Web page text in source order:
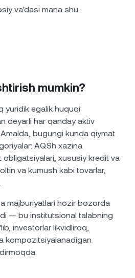
va'dasi mana shu.
mumkin?
yuridik egalik huquqi
deyarli har qanday aktiv
bugungi kunda qiymat
AQSh xazina
obligatsiyalari, xususiy kredit va
va kumush kabi tovarlar,
majburiyatlari hozir bozorda
— bu institutsional talabning
investorlar likvidliroq,
kompozitsiyalanadigan